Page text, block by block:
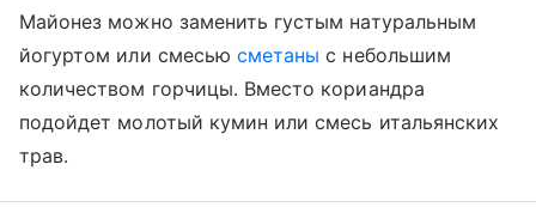
Майонез можно заменить густым натуральным
йогуртом или смесью сметаны с небольшим
количеством горчицы. Вместо кориандра
подойдет молотый кумин или смесь итальянских
трав.